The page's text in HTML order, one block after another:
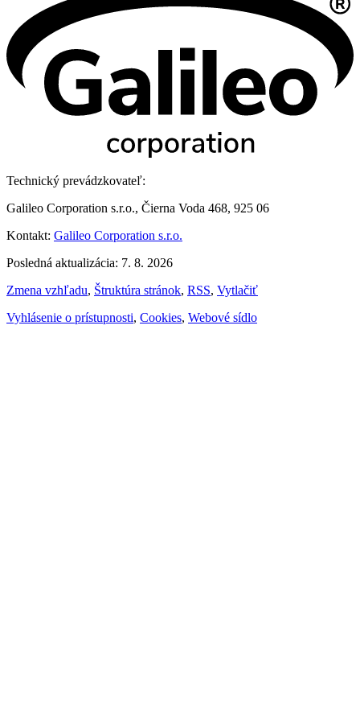
Technický prevádzkovateľ:
Galileo Corporation s.r.o., Čierna Voda 468, 925 06
Kontakt: Galileo Corporation s.r.o.
Posledná aktualizácia: 7. 8. 2026
Zmena vzhľadu, Štruktúra stránok, RSS, Vytlačiť
Vyhlásenie o prístupnosti, Cookies, Webové sídlo